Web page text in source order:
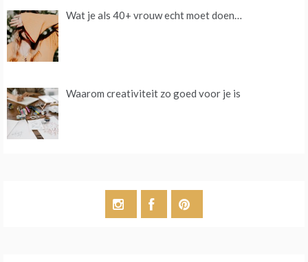
Wat je als 40+ vrouw echt moet doen…
Waarom creativiteit zo goed voor je is